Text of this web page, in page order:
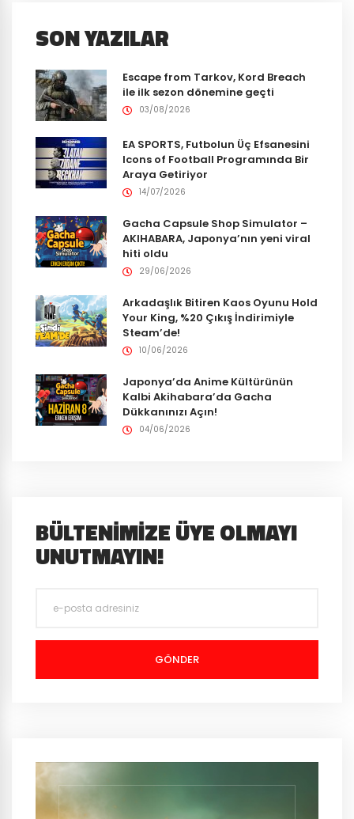
SON YAZILAR
Escape from Tarkov, Kord Breach
ile ilk sezon dönemine geçti
03/08/2026
EA SPORTS, Futbolun Üç Efsanesini
Icons of Football Programında Bir
Araya Getiriyor
14/07/2026
Gacha Capsule Shop Simulator –
AKIHABARA, Japonya’nın yeni viral
hiti oldu
29/06/2026
Arkadaşlık Bitiren Kaos Oyunu Hold
Your King, %20 Çıkış İndirimiyle
Steam’de!
10/06/2026
Japonya’da Anime Kültürünün
Kalbi Akihabara’da Gacha
Dükkanınızı Açın!
04/06/2026
BÜLTENIMIZE ÜYE OLMAYI
UNUTMAYIN!